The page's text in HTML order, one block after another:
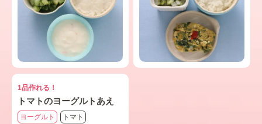
1品作れる！
トマトのヨーグルトあえ
ヨーグルト トマト